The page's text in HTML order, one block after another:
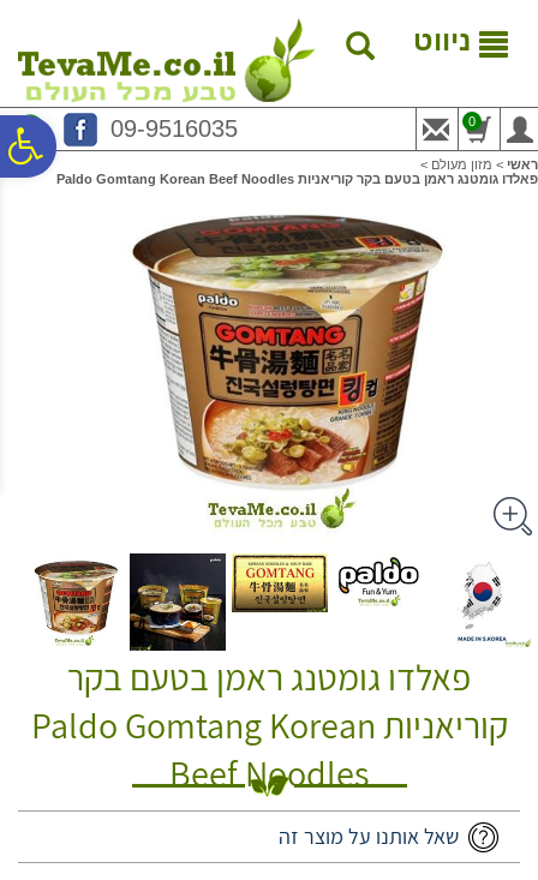
נגישות
המרכזי
ניווט
09-9516035 0
ראשי > מזון מעולם >
פאלדו גומטנג ראמן בטעם בקר קוריאניות Paldo Gomtang Korean Beef Noodles
פאלדו גומטנג ראמן בטעם בקר
קוריאניות Paldo Gomtang Korean
Beef Noodles
שאל אותנו על מוצר זה